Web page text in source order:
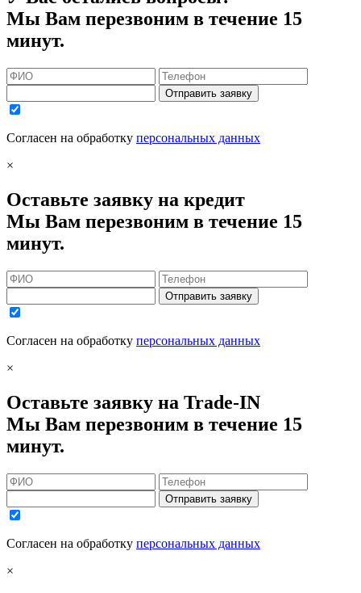
Мы Вам перезвоним в течение 15
минут.
Отправить заявку
Согласен на обработку персональных данных
×
Оставьте заявку на кредит
Мы Вам перезвоним в течение 15
минут.
Отправить заявку
Согласен на обработку персональных данных
×
Оставьте заявку на Trade-IN
Мы Вам перезвоним в течение 15
минут.
Отправить заявку
Согласен на обработку персональных данных
×